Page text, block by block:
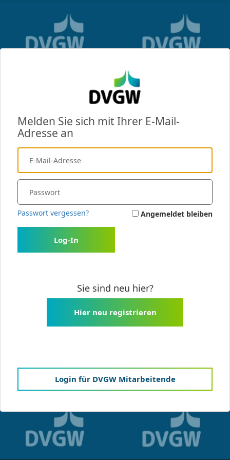
Melden Sie sich mit Ihrer E-Mail-
Adresse an
Passwort vergessen? Angemeldet bleiben
Log-In
Sie sind neu hier?
Hier neu registrieren
Login für DVGW Mitarbeitende